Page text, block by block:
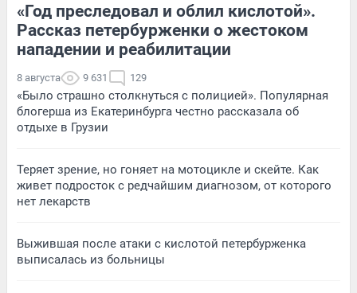
«Год преследовал и облил кислотой».
Рассказ петербурженки о жестоком
нападении и реабилитации
8 августа 9 631 129
«Было страшно столкнуться с полицией». Популярная
блогерша из Екатеринбурга честно рассказала об
отдыхе в Грузии
Теряет зрение, но гоняет на мотоцикле и скейте. Как
живет подросток с редчайшим диагнозом, от которого
нет лекарств
Выжившая после атаки с кислотой петербурженка
выписалась из больницы